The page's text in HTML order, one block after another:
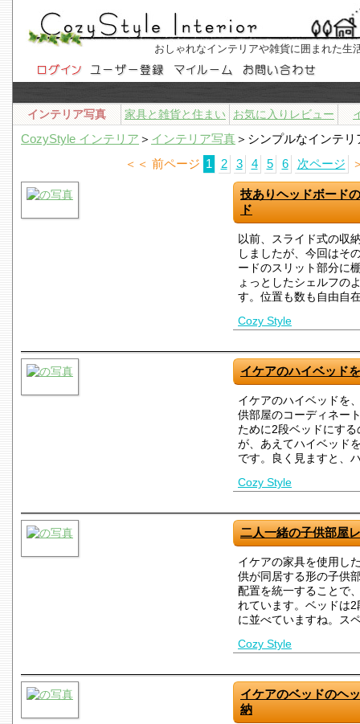
おしゃれなインテリアや雑貨に囲まれた生
インテリア写真 家具と雑貨と住まい お気に入りレビュー
CozyStyle インテリア ＞ インテリア写真＞シンプルなインテ
＜＜ 前ページ 1 2 3 4 5 6 次ページ
技ありヘッドボード
ド
以前、スライド式の収
しましたが、今回はそ
ードのスリット部分に
ょっとしたシェルフの
す。位置も数も自由自
Cozy Style
イケアのハイベッド
イケアのハイベッドを
供部屋のコーディネー
ために2段ベッドにす
が、あえてハイベッド
です。良く見ますと、
Cozy Style
二人一緒の子供部屋
イケアの家具を使用し
供が同居する形の子供
配置を統一することで
れています。ベッドは
に並べていますね。ス
Cozy Style
イケアのベッドのヘ
納